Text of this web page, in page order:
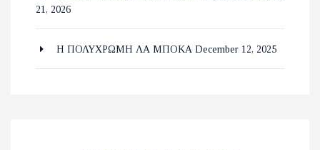
21, 2026
Η ΠΟΛΥΧΡΩΜΗ ΛΑ ΜΠΟΚΑ December 12, 2025